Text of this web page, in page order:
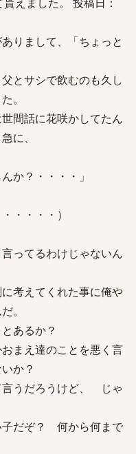
りまして、「ちょっと
とサシで飲むのも久し
。
間話に花咲かしてたん
に、
か？・・・・」
・・・）
ってるわけじゃないん
えてくれた事に俺や
。
るか？
え達のことを悪く言
か？
だろうけど、 じゃ
ぞ？ 何から何まで